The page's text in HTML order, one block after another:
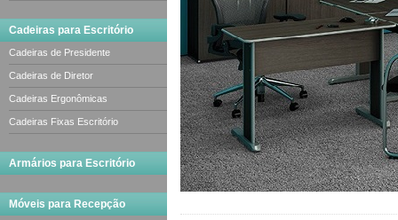
Cadeiras para Escritório
Cadeiras de Presidente
Cadeiras de Diretor
Cadeiras Ergonômicas
Cadeiras Fixas Escritório
Armários para Escritório
Móveis para Recepção